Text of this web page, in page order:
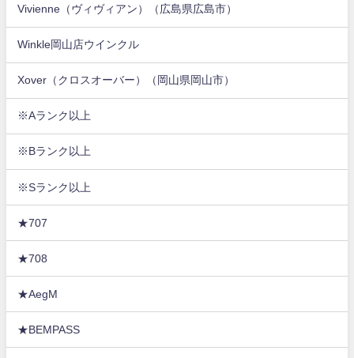
Vivienne（ヴィヴィアン）（広島県広島市）
Winkle岡山店ウインクル
Xover（クロスオーバー）（岡山県岡山市）
※Aランク以上
※Bランク以上
※Sランク以上
★707
★708
★AegM
★BEMPASS